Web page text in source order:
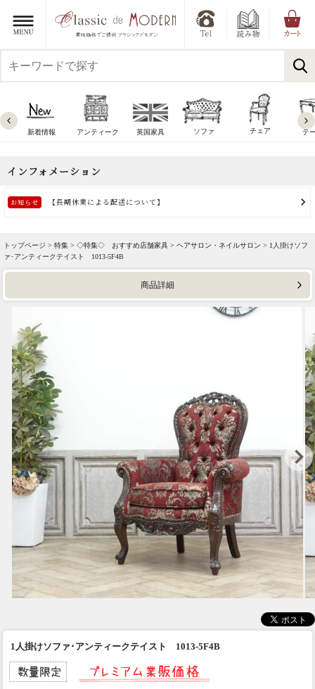
新着情報 アンティーク 英国家具 ソファ チェア テ
トップページ > 特集 > ◇特集◇ おすすめ店舗家具 > ヘアサロン・ネイルサロン > 1人掛けソフ
ァ･アンティークテイスト 1013-5F4B
商品詳細
1人掛けソファ･アンティークテイスト 1013-5F4B